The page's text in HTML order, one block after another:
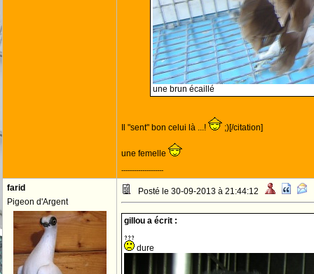
une brun écaillé
Il "sent" bon celui là ...! ;)[/citation]
une femelle
--------------------
farid
Pigeon d'Argent
Posté le 30-09-2013 à 21:44:12
gillou a écrit :
dure